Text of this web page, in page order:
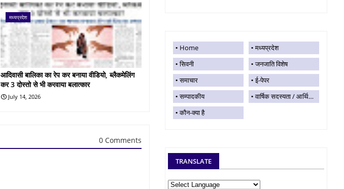
मध्यप्रदेश
आदिवासी बालिका का रेप कर बनाया वीडियो, ब्लैकमेलिंग
कर 3 दोस्तो से भी करवाया बलात्कार
July 14, 2026
0 Comments
Home
मध्यप्रदेश
सिवनी
जनजाति विशेष
समाचार
ई-पेपर
सम्पादकीय
वार्षिक सदस्यता / आर्थिक सहयोग
कौन-क्या है
TRANSLATE